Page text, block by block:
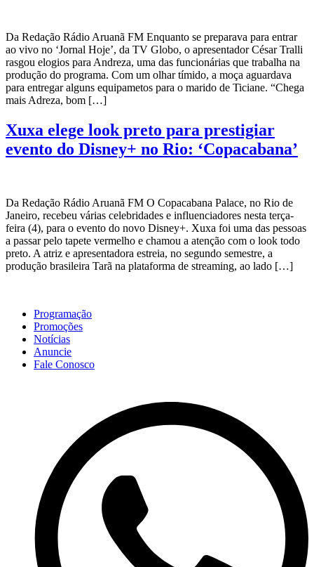
Da Redação Rádio Aruanã FM Enquanto se preparava para entrar
ao vivo no ‘Jornal Hoje’, da TV Globo, o apresentador César Tralli
rasgou elogios para Andreza, uma das funcionárias que trabalha na
produção do programa. Com um olhar tímido, a moça aguardava
para entregar alguns equipametos para o marido de Ticiane. “Chega
mais Adreza, bom […]
Xuxa elege look preto para prestigiar
evento do Disney+ no Rio: ‘Copacabana’
Da Redação Rádio Aruanã FM O Copacabana Palace, no Rio de
Janeiro, recebeu várias celebridades e influenciadores nesta terça-
feira (4), para o evento do novo Disney+. Xuxa foi uma das pessoas
a passar pelo tapete vermelho e chamou a atenção com o look todo
preto. A atriz e apresentadora estreia, no segundo semestre, a
produção brasileira Tarã na plataforma de streaming, ao lado […]
Programação
Promoções
Notícias
Anuncie
Fale Conosco